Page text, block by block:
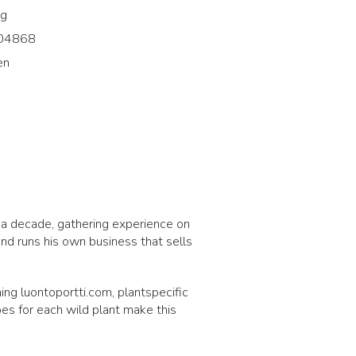
decade, gathering experience on
runs his own business that sells
luontoportti.com, plantspecific
for each wild plant make this